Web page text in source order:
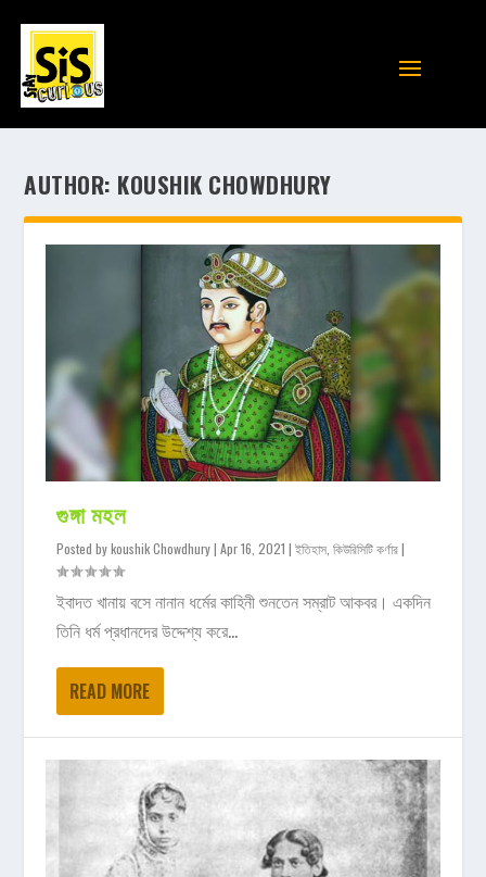
AUTHOR: KOUSHIK CHOWDHURY
গুঙ্গা মহল
Posted bykoushik Chowdhury|Apr 16, 2021 |ইতিহাস ,কিউরিসিটি কর্ণার|
ইবাদত খানায় বসে নানান ধর্মের কাহিনী শুনতেন সম্রাট আকবর। একদিন
তিনি ধর্ম প্রধানদের উদ্দেশ্য করে...
READ MORE